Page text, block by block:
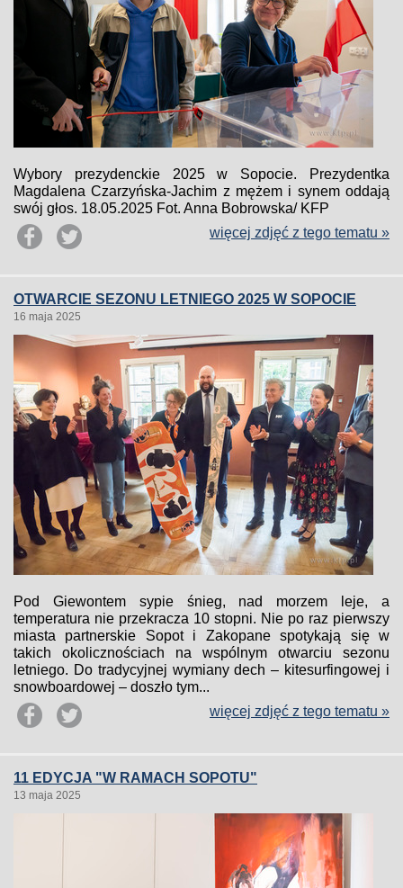
Wybory prezydenckie 2025 w Sopocie. Prezydentka
Magdalena Czarzyńska-Jachim z mężem i synem oddają
swój głos. 18.05.2025 Fot. Anna Bobrowska/ KFP
więcej zdjęć z tego tematu »
OTWARCIE SEZONU LETNIEGO 2025 W SOPOCIE
16 maja 2025
Pod Giewontem sypie śnieg, nad morzem leje, a
temperatura nie przekracza 10 stopni. Nie po raz pierwszy
miasta partnerskie Sopot i Zakopane spotykają się w
takich okolicznościach na wspólnym otwarciu sezonu
letniego. Do tradycyjnej wymiany dech – kitesurfingowej i
snowboardowej – doszło tym...
więcej zdjęć z tego tematu »
11 EDYCJA "W RAMACH SOPOTU"
13 maja 2025